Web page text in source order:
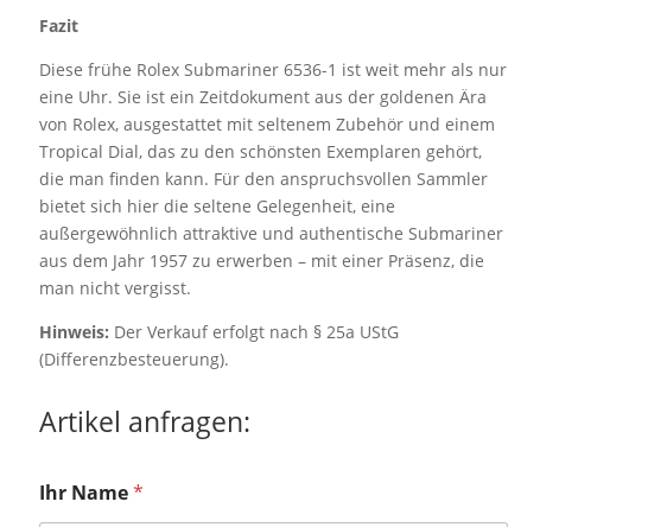
Fazit
Diese frühe Rolex Submariner 6536-1 ist weit mehr als nur
eine Uhr. Sie ist ein Zeitdokument aus der goldenen Ära
von Rolex, ausgestattet mit seltenem Zubehör und einem
Tropical Dial, das zu den schönsten Exemplaren gehört,
die man finden kann. Für den anspruchsvollen Sammler
bietet sich hier die seltene Gelegenheit, eine
außergewöhnlich attraktive und authentische Submariner
aus dem Jahr 1957 zu erwerben – mit einer Präsenz, die
man nicht vergisst.
Hinweis: Der Verkauf erfolgt nach § 25a UStG
(Differenzbesteuerung).
Artikel anfragen:
Ihr Name*